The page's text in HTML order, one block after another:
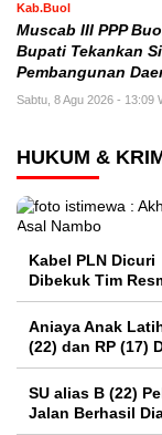
Kab.Buol
Muscab III PPP
Bupati Tekankan
Pembangunan
Sabtu, 8 Agu 2026 - 13:09
HUKUM &
Kabel PLN
Dibekuk Tim
Aniaya Anak
(22) dan RP (17)
SU alias B (22)
Jalan Berhasil